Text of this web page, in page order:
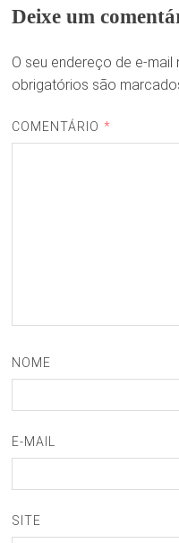
Deixe um
O seu endereço de e-mail
obrigatórios são
COMENTÁRIO *
NOME
E-MAIL
SITE